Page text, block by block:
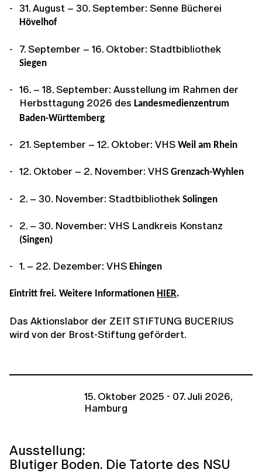
31. August – 30. September: Senne Bücherei
Hövelhof
7. September – 16. Oktober: Stadtbibliothek
Siegen
16. – 18. September: Ausstellung im Rahmen der
Herbsttagung 2026 des Landesmedienzentrum
Baden-Württemberg
21. September – 12. Oktober: VHS Weil am Rhein
12. Oktober – 2. November: VHS Grenzach-Wyhlen
2. – 30. November: Stadtbibliothek Solingen
2. – 30. November: VHS Landkreis Konstanz
(Singen)
1. – 22. Dezember: VHS Ehingen
Eintritt frei. Weitere Informationen HIER.
Das Aktionslabor der ZEIT STIFTUNG BUCERIUS
wird von der Brost-Stiftung gefördert.
15. Oktober 2025 - 07. Juli 2026,
Hamburg
Ausstellung:
Blutiger Boden. Die Tatorte des NSU